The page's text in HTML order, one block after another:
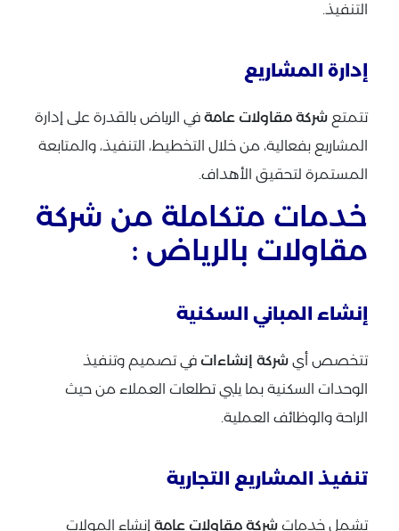
التنفيذ.
إدارة المشاريع
تتمتع شركة مقاولات عامة في الرياض بالقدرة على إدارة
المشاريع بفعالية، من خلال التخطيط، التنفيذ، والمتابعة
المستمرة لتحقيق الأهداف.
خدمات متكاملة من شركة
مقاولات بالرياض :
إنشاء المباني السكنية
تتخصص أي شركة إنشاءات في تصميم وتنفيذ
الوحدات السكنية بما يلبي تطلعات العملاء من حيث
الراحة والوظائف العملية.
تنفيذ المشاريع التجارية
تشمل خدمات شركة مقاولات عامة إنشاء المولات